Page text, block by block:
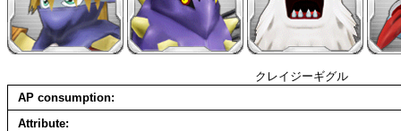
クレイジーギグル
AP consumption
Attribute